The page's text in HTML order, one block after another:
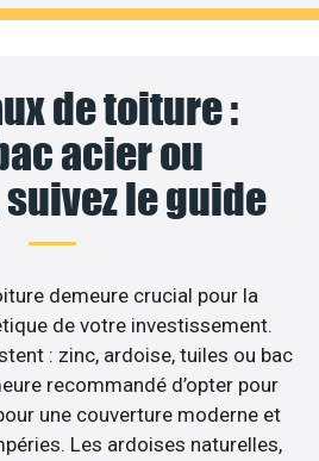
de toiture :
acier ou
le guide
demeure crucial pour la
de votre investissement.
: zinc, ardoise, tuiles ou bac
recommandé d’opter pour
une couverture moderne et
Les ardoises naturelles,